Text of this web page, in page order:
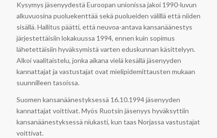
Kysymys jäsenyydestä Euroopan unionissa jakoi 1990-luvun
alkuvuosina puoluekenttää sekä puolueiden välillä että niiden
sisällä. Hallitus päätti, että neuvoa-antava kansanäänestys
järjestettäisiin lokakuussa 1994, ennen kuin sopimus
lähetettäisiin hyväksymistä varten eduskunnan käsittelyyn.
Alkoi vaalitaistelu, jonka aikana vielä kesällä jäsenyyden
kannattajat ja vastustajat ovat mielipidemittausten mukaan
suunnilleen tasoissa.
Suomen kansanäänestyksessä 16.10.1994 jäsenyyden
kannattajat voittivat. Myös Ruotsin jäsenyys hyväksyttiin
kansanäänestyksessä niukasti, kun taas Norjassa vastustajat
voittivat.